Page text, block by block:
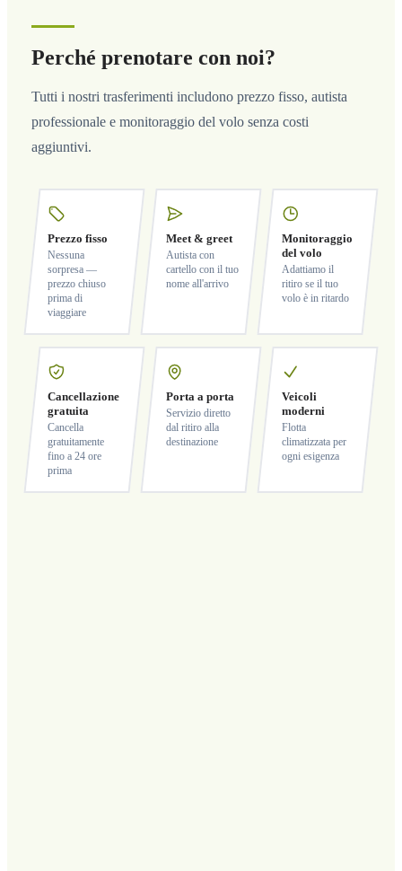
Perché prenotare con noi?
Tutti i nostri trasferimenti includono prezzo fisso, autista
professionale e monitoraggio del volo senza costi
aggiuntivi.
Prezzo fisso
Nessuna
sorpresa —
prezzo chiuso
prima di
viaggiare
Meet & greet
Autista con
cartello con il tuo
nome all'arrivo
Monitoraggio
del volo
Adattiamo il
ritiro se il tuo
volo è in ritardo
Cancellazione
gratuita
Cancella
gratuitamente
fino a 24 ore
prima
Porta a porta
Servizio diretto
dal ritiro alla
destinazione
Veicoli
moderni
Flotta
climatizzata per
ogni esigenza